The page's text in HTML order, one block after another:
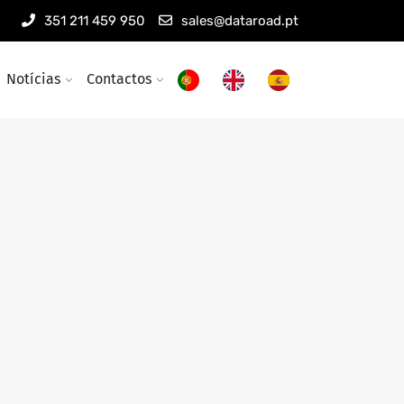
351 211 459 950 sales@dataroad.pt
Notícias Contactos